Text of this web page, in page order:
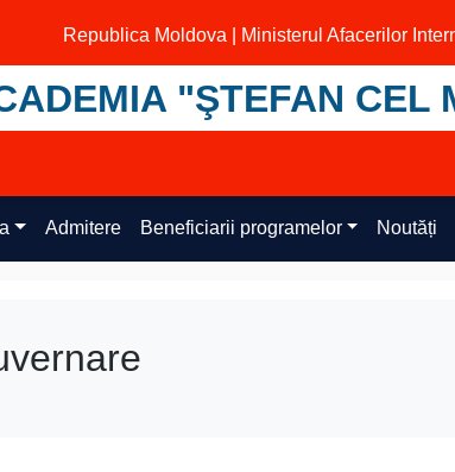
Republica Moldova | Ministerul Afacerilor
"ŞTEFAN CEL
Admitere Beneficiarii programelor Noutăți